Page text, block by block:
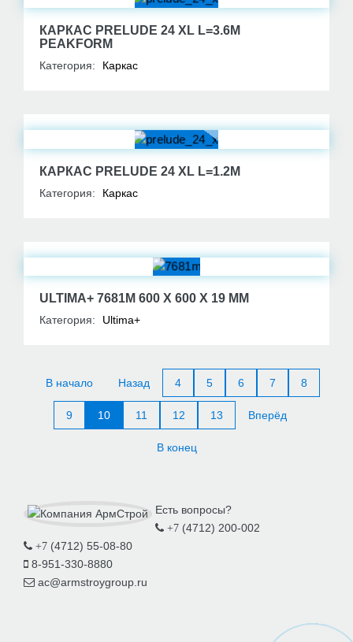
КАРКАС PRELUDE 24 XL L=3.6М
PEAKFORM
Категория: Каркас
КАРКАС PRELUDE 24 XL L=1.2М
Категория: Каркас
ULTIMA+ 7681M 600 X 600 X 19 MM
Категория: Ultima+
В начало Назад 4 5 6 7 8
9 10 11 12 13 Вперёд
В конец
Есть вопросы?
+7 (4712) 200-002
+7 (4712) 55-08-80
8-951-330-8880
ac@armstroygroup.ru